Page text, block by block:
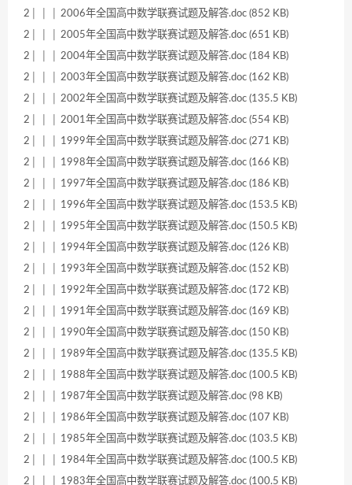
2│ │ │ 2006年全国高中数学联赛试题及解答.doc (852 KB)
2│ │ │ 2005年全国高中数学联赛试题及解答.doc (651 KB)
2│ │ │ 2004年全国高中数学联赛试题及解答.doc (184 KB)
2│ │ │ 2003年全国高中数学联赛试题及解答.doc (162 KB)
2│ │ │ 2002年全国高中数学联赛试题及解答.doc (135.5 KB)
2│ │ │ 2001年全国高中数学联赛试题及解答.doc (554 KB)
2│ │ │ 1999年全国高中数学联赛试题及解答.doc (271 KB)
2│ │ │ 1998年全国高中数学联赛试题及解答.doc (166 KB)
2│ │ │ 1997年全国高中数学联赛试题及解答.doc (186 KB)
2│ │ │ 1996年全国高中数学联赛试题及解答.doc (153.5 KB)
2│ │ │ 1995年全国高中数学联赛试题及解答.doc (150.5 KB)
2│ │ │ 1994年全国高中数学联赛试题及解答.doc (126 KB)
2│ │ │ 1993年全国高中数学联赛试题及解答.doc (152 KB)
2│ │ │ 1992年全国高中数学联赛试题及解答.doc (172 KB)
2│ │ │ 1991年全国高中数学联赛试题及解答.doc (169 KB)
2│ │ │ 1990年全国高中数学联赛试题及解答.doc (150 KB)
2│ │ │ 1989年全国高中数学联赛试题及解答.doc (135.5 KB)
2│ │ │ 1988年全国高中数学联赛试题及解答.doc (100.5 KB)
2│ │ │ 1987年全国高中数学联赛试题及解答.doc (98 KB)
2│ │ │ 1986年全国高中数学联赛试题及解答.doc (107 KB)
2│ │ │ 1985年全国高中数学联赛试题及解答.doc (103.5 KB)
2│ │ │ 1984年全国高中数学联赛试题及解答.doc (100.5 KB)
2│ │ │ 1983年全国高中数学联赛试题及解答.doc (100.5 KB)